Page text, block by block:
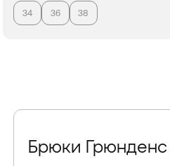
34 36 38
Брюки